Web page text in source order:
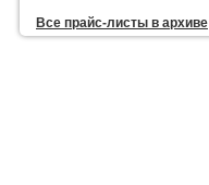
Все прайc-листы в архиве